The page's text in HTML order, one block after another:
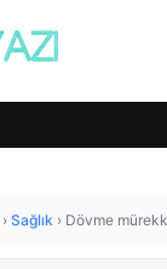
› Sağlık › Dövme